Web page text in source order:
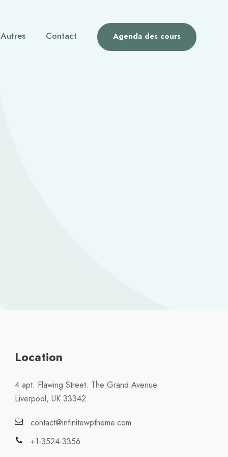
Autres Contact Agenda des cours
Location
4 apt. Flawing Street. The Grand Avenue.
Liverpool, UK 33342
contact@infinitewptheme.com
+1-3524-3356